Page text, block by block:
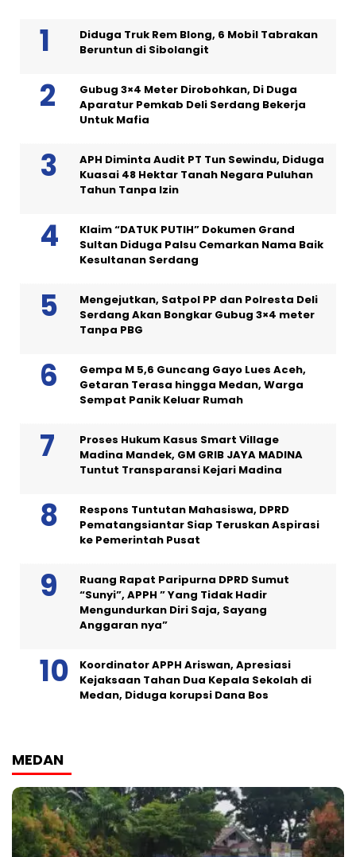
Diduga Truk Rem Blong, 6 Mobil Tabrakan
Beruntun di Sibolangit
Gubug 3×4 Meter Dirobohkan, Di Duga
Aparatur Pemkab Deli Serdang Bekerja
Untuk Mafia
APH Diminta Audit PT Tun Sewindu, Diduga
Kuasai 48 Hektar Tanah Negara Puluhan
Tahun Tanpa Izin
Klaim “DATUK PUTIH” Dokumen Grand
Sultan Diduga Palsu Cemarkan Nama Baik
Kesultanan Serdang
Mengejutkan, Satpol PP dan Polresta Deli
Serdang Akan Bongkar Gubug 3×4 meter
Tanpa PBG
Gempa M 5,6 Guncang Gayo Lues Aceh,
Getaran Terasa hingga Medan, Warga
Sempat Panik Keluar Rumah
Proses Hukum Kasus Smart Village
Madina Mandek, GM GRIB JAYA MADINA
Tuntut Transparansi Kejari Madina
Respons Tuntutan Mahasiswa, DPRD
Pematangsiantar Siap Teruskan Aspirasi
ke Pemerintah Pusat
Ruang Rapat Paripurna DPRD Sumut
“Sunyi”, APPH ” Yang Tidak Hadir
Mengundurkan Diri Saja, Sayang
Anggaran nya”
Koordinator APPH Ariswan, Apresiasi
Kejaksaan Tahan Dua Kepala Sekolah di
Medan, Diduga korupsi Dana Bos
MEDAN